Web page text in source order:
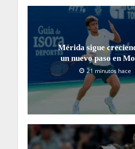
Mérida sigue
un nuevo paso en
21 minutos hace